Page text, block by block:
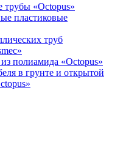
трубы «Octopus»
пластиковые
труб
полиамида «Octopus»
в грунте и открытой